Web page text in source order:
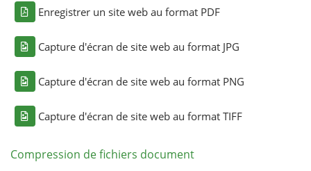
Enregistrer un site web au format PDF
Capture d'écran de site web au format JPG
Capture d'écran de site web au format PNG
Capture d'écran de site web au format TIFF
Compression de fichiers document